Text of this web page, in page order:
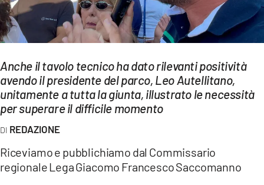
SPORT
Streaming
LAC TV
LAC NETWORK
LAC ONAIR
LaC
Network
Anche il tavolo tecnico ha dato rilevanti positività
avendo il presidente del parco, Leo Autellitano,
unitamente a tutta la giunta, illustrato le necessità
per superare il difficile momento
REDAZIONE
Riceviamo e pubblichiamo dal Commissario
regionale Lega Giacomo Francesco Saccomanno